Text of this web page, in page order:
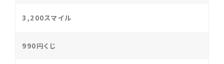
3,200スマイル
990円くじ